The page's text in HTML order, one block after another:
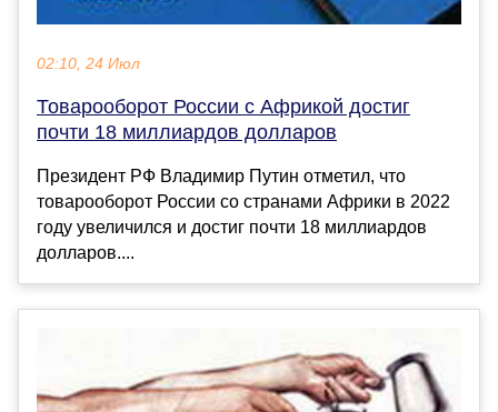
02:10, 24 Июл
Товарооборот России с Африкой достиг
почти 18 миллиардов долларов
Президент РФ Владимир Путин отметил, что
товарооборот России со странами Африки в 2022
году увеличился и достиг почти 18 миллиардов
долларов....